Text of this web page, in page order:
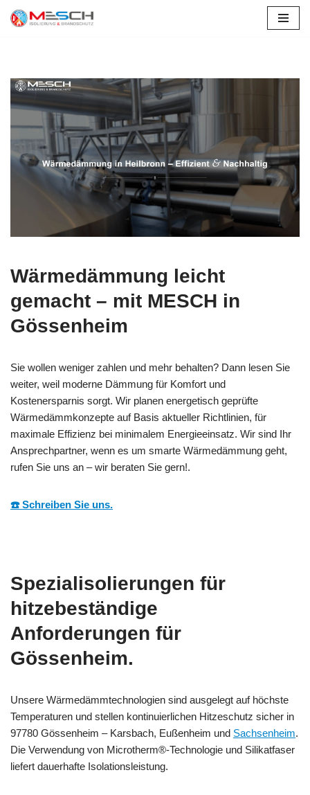
Wärmedämmung leicht
gemacht – mit MESCH in
Gössenheim
Sie wollen weniger zahlen und mehr behalten? Dann lesen Sie
weiter, weil moderne Dämmung für Komfort und
Kostenersparnis sorgt. Wir planen energetisch geprüfte
Wärmedämmkonzepte auf Basis aktueller Richtlinien, für
maximale Effizienz bei minimalem Energieeinsatz. Wir sind Ihr
Ansprechpartner, wenn es um smarte Wärmedämmung geht,
rufen Sie uns an – wir beraten Sie gern!.
☎️ Schreiben Sie uns.
Spezialisolierungen für
hitzebeständige
Anforderungen für
Gössenheim.
Unsere Wärmedämmtechnologien sind ausgelegt auf höchste
Temperaturen und stellen kontinuierlichen Hitzeschutz sicher in
97780 Gössenheim – Karsbach, Eußenheim und Sachsenheim.
Die Verwendung von Microtherm®-Technologie und Silikatfaser
liefert dauerhafte Isolationsleistung.